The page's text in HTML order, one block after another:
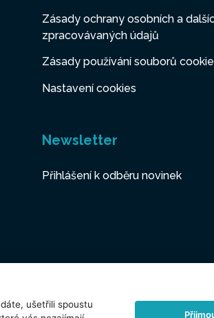
Zásady ochrany osobních a
zpracovávaných údajů
Zásady používání souborů cookie
Nastavení cookies
Newsletter
Přihlášení k odběru novinek
ušetřili spoustu